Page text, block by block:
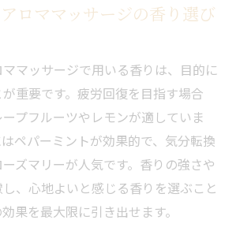
ロママッサージの香り選び
マッサージで用いる香りは、目的に
重要です。疲労回復を目指す場合
プフルーツやレモンが適していま
ペパーミントが効果的で、気分転換
ズマリーが人気です。香りの強さや
、心地よいと感じる香りを選ぶこと
果を最大限に引き出せます。